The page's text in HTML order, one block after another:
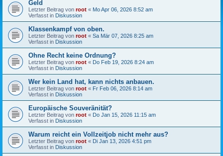
Geld
Letzter Beitrag von root « Mo Apr 06, 2026 8:52 am
Verfasst in Diskussion
Klassenkampf von oben.
Letzter Beitrag von root « Sa Mär 07, 2026 8:25 am
Verfasst in Diskussion
Ohne Recht keine Ordnung?
Letzter Beitrag von root « Do Feb 19, 2026 8:24 am
Verfasst in Diskussion
Wer kein Land hat, kann nichts anbauen.
Letzter Beitrag von root « Fr Feb 06, 2026 8:14 am
Verfasst in Diskussion
Europäische Souveränität?
Letzter Beitrag von root « Do Jan 15, 2026 11:15 am
Verfasst in Diskussion
Warum reicht ein Vollzeitjob nicht mehr aus?
Letzter Beitrag von root « Di Jan 13, 2026 4:51 pm
Verfasst in Diskussion